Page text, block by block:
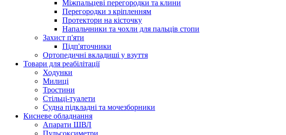
Міжпальцеві перегородки та клини
Перегородки з кріпленням
Протектори на кісточку
Напальчники та чохли для пальців стопи
Захист п'яти
Підп'яточники
Ортопедичні вкладиші у взуття
Товари для реабілітації
Ходунки
Милиці
Тростини
Стільці-туалети
Судна підкладні та мочезборники
Кисневе обладнання
Апарати ШВЛ
Пульсоксиметри